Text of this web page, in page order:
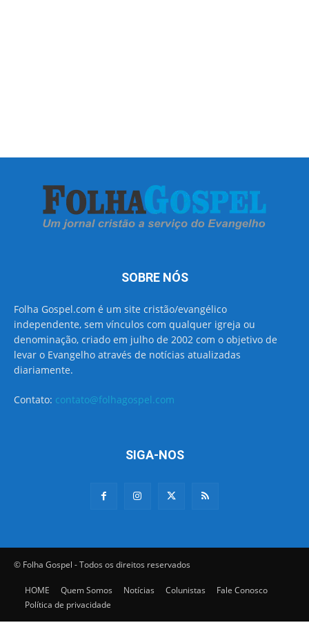
SOBRE NÓS
Folha Gospel.com é um site cristão/evangélico
independente, sem vínculos com qualquer igreja ou
denominação, criado em julho de 2002 com o objetivo de
levar o Evangelho através de notícias atualizadas
diariamente.
Contato: contato@folhagospel.com
SIGA-NOS
© Folha Gospel - Todos os direitos reservados
HOME Quem Somos Notícias Colunistas
Fale Conosco
Política de privacidade